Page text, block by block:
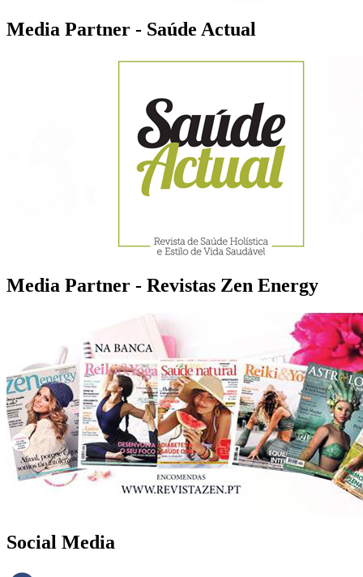
Media Partner - Saúde Actual
Media Partner - Revistas Zen Energy
Social Media